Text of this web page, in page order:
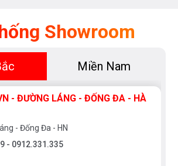
Showroom
Miền Nam
- ĐƯỜNG LÁNG - ĐỐNG ĐA - HÀ
- Đống Đa - HN
- 0912.331.335